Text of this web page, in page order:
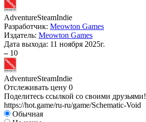
AdventureSteamIndie
Разработчик: Meowton Games
Издатель: Meowton Games
Дата выхода: 11 ноября 2025г.
– 10
AdventureSteamIndie
Отслеживать цену 0
Поделитесь ссылкой со своими друзьями!
https://hot.game/ru-ru/game/Schematic-Void
Обычная